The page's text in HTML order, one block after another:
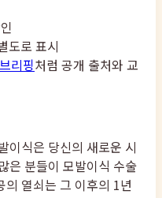
도로 표시
리핑처럼 공개 출처와 교
이식은 당신의 새로운 시
은 분들이 모발이식 수술
열쇠는 그 이후의 1년